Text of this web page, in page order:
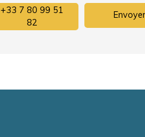
+33 7 80 99 51
82